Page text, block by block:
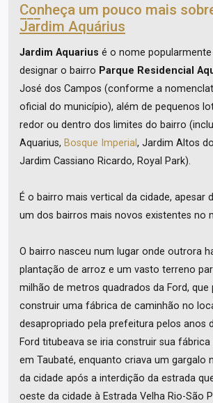
Conheça um pouco mais
Jardim Aquárius
Jardim Aquarius é o nome
designar o bairro Parque Residencial
José dos Campos (conforme a
oficial do município), além de pequenos
redor ou dentro dos limites do bairro
Aquarius, Bosque Imperial, Jardim Altos
Jardim Cassiano Ricardo, Royal Park).
É o bairro mais vertical da cidade, apesar
um dos bairros mais novos existentes no
O bairro nasceu num lugar onde outrora
plantação de arroz e um vasto terreno
milhão de metros quadrados da Ford, que
construir uma fábrica de caminhão no
desapropriado pela prefeitura pelos anos
Ford titubeava se iria construir sua
em Taubaté, enquanto criava um gargalo
da cidade após a interdição da estrada
oeste da cidade à Estrada Velha Rio-São